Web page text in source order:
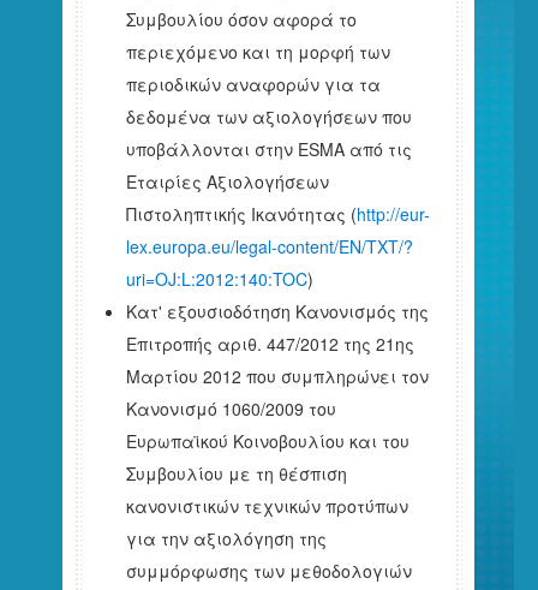
Συμβουλίου όσον αφορά το
περιεχόμενο και τη μορφή των
περιοδικών αναφορών για τα
δεδομένα των αξιολογήσεων που
υποβάλλονται στην ESMA από τις
Εταιρίες Αξιολογήσεων
Πιστοληπτικής Ικανότητας (http://eur-
lex.europa.eu/legal-content/EN/TXT/?
uri=OJ:L:2012:140:TOC)
Κατ' εξουσιοδότηση Κανονισμός της
Επιτροπής αριθ. 447/2012 της 21ης
Μαρτίου 2012 που συμπληρώνει τον
Κανονισμό 1060/2009 του
Ευρωπαϊκού Κοινοβουλίου και του
Συμβουλίου με τη θέσπιση
κανονιστικών τεχνικών προτύπων
για την αξιολόγηση της
συμμόρφωσης των μεθοδολογιών